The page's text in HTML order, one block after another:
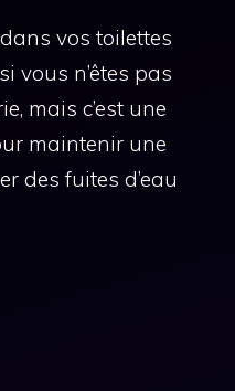
vos toilettes
vous n’êtes pas
mais c’est une
maintenir une
des fuites d’eau